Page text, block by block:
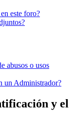
este foro?
abusos o usos
un Administrador?
y el